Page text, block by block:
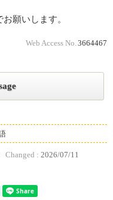
願いします。
Web Access No. 3664467
Changed : 2026/07/11